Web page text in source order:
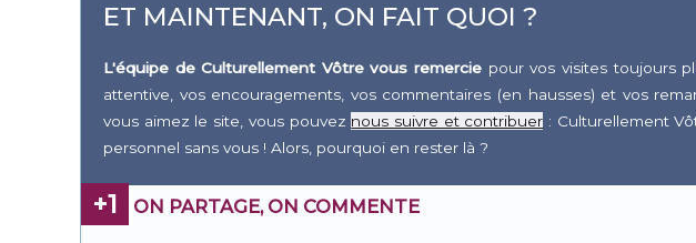
ET MAINTENANT, ON FAIT QUOI ?
L'équipe de Culturellement Vôtre vous remercie pour vos visites toujours
attentive, vos encouragements, vos commentaires (en hausses) et vos
vous aimez le site, vous pouvez nous suivre et contribuer : Culturellement
personnel sans vous ! Alors, pourquoi en rester là ?
+1 ON PARTAGE, ON COMMENTE